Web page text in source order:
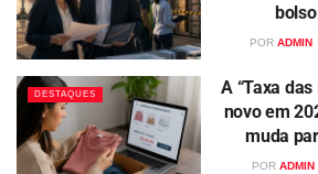
POR ADMIN
DESTAQUES
A “Taxa
novo em
muda
POR ADMIN